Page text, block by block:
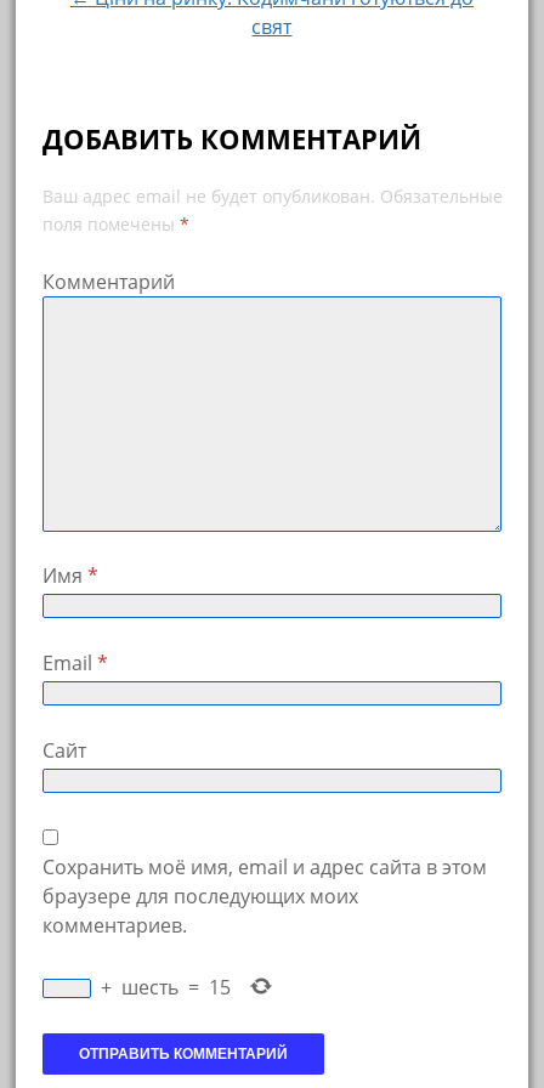
свят
ДОБАВИТЬ КОММЕНТАРИЙ
Ваш адрес email не будет опубликован. Обязательные
поля помечены *
Комментарий
Имя *
Email *
Сайт
Сохранить моё имя, email и адрес сайта в этом
браузере для последующих моих
комментариев.
+ шесть = 15